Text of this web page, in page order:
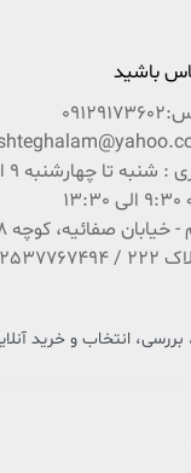
باشید
09129173602
انتخاب و خرید